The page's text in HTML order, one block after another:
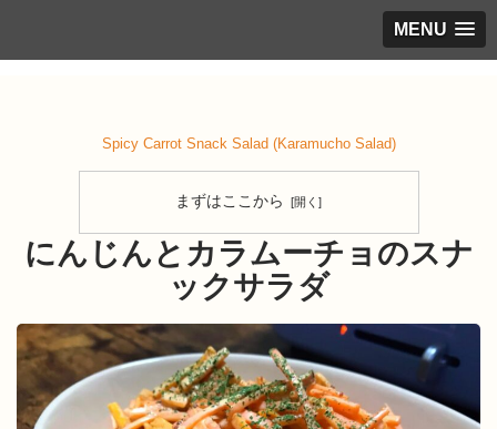
MENU
Spicy Carrot Snack Salad (Karamucho Salad)
まずはここから
にんじんとカラムーチョのスナ
ックサラダ